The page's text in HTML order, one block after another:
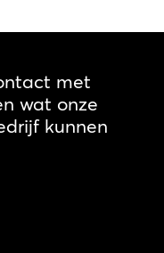
met
wat onze
kunnen